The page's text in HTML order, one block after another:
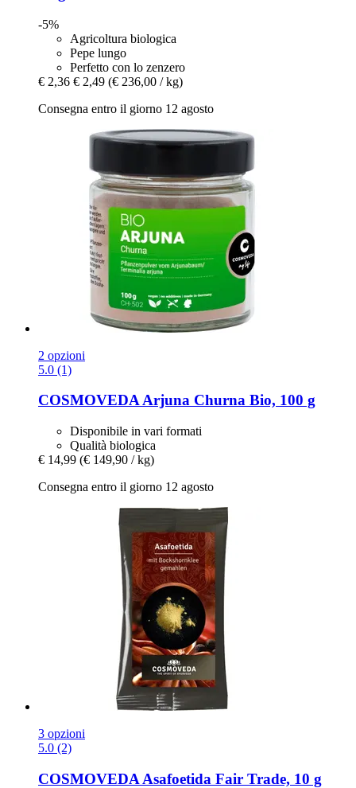
-5%
Agricoltura biologica
Pepe lungo
Perfetto con lo zenzero
€ 2,36 € 2,49 (€ 236,00 / kg)
Consegna entro il giorno 12 agosto
2 opzioni
5.0 (1)
COSMOVEDAArjuna Churna Bio, 100 g
Disponibile in vari formati
Qualità biologica
€ 14,99 (€ 149,90 / kg)
Consegna entro il giorno 12 agosto
3 opzioni
5.0 (2)
COSMOVEDA Asafoetida Fair Trade, 10 g